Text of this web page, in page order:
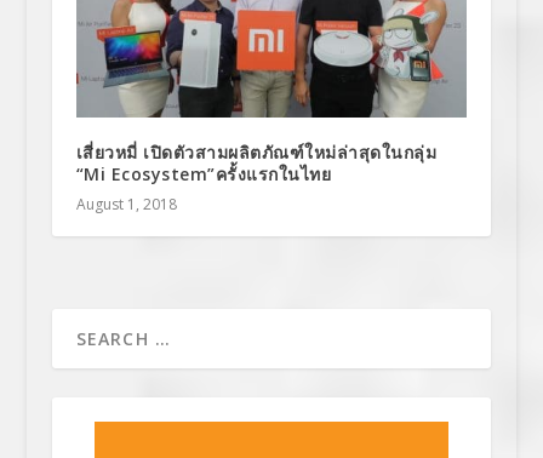
เสี่ยวหมี่ เปิดตัวสามผลิตภัณฑ์ใหม่ล่าสุดในกลุ่ม
“Mi Ecosystem”ครั้งแรกในไทย
August 1, 2018